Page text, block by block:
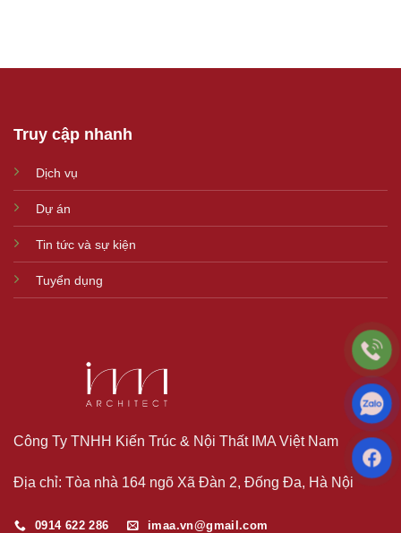
Truy cập nhanh
Dịch vụ
Dự án
Tin tức và sự kiện
Tuyển dụng
Công Ty TNHH Kiến Trúc & Nội Thất IMA Việt Nam
Địa chỉ: Tòa nhà 164 ngõ Xã Đàn 2, Đống Đa, Hà Nội
0914 622 286 imaa.vn@gmail.com